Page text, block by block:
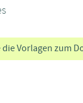
Vorlagen zum